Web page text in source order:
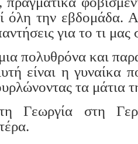
όλη την εβδομάδα.
για το τι μας
πολυθρόνα και
είναι η γυναίκα
τα μάτια
Γεωργία στη